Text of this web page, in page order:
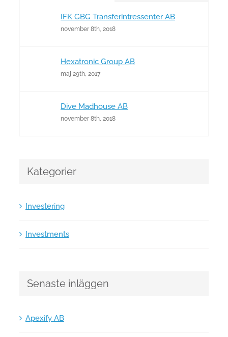
IFK GBG Transferintressenter AB
november 8th, 2018
Hexatronic Group AB
maj 29th, 2017
Dive Madhouse AB
november 8th, 2018
Kategorier
Investering
Investments
Senaste inläggen
Apexify AB